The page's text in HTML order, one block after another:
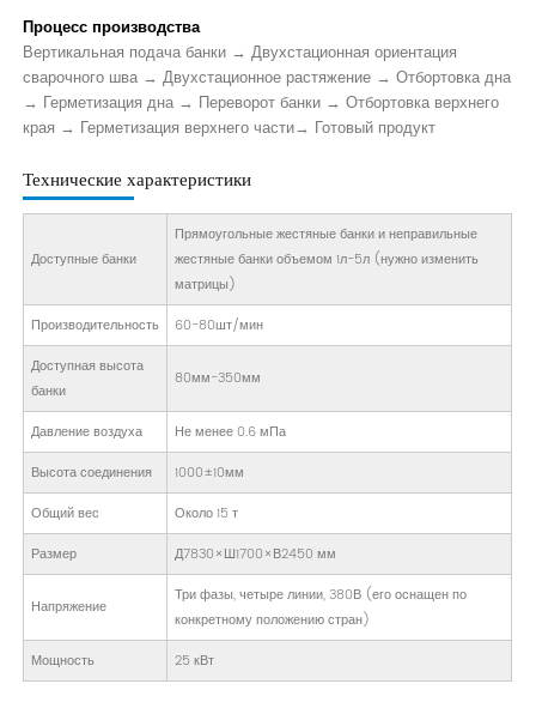
Процесс производства
Вертикальная подача банки → Двухстационная ориентация
сварочного шва → Двухстационное растяжение → Отбортовка дна
→ Герметизация дна → Переворот банки → Отбортовка верхнего
края → Герметизация верхнего части→ Готовый продукт
Технические характеристики
Доступные банки
Прямоугольные жестяные банки и неправильные
жестяные банки объемом 1л-5л (нужно изменить
матрицы)
Производительность
60-80шт/мин
Доступная высота
банки
80мм-350мм
Давление воздуха
Не менее 0.6 мПа
Высота соединения
1000±10мм
Общий вес
Около 15 т
Размер
Д7830×Ш1700×В2450 мм
Напряжение
Три фазы, четыре линии, 380В (его оснащен по
конкретному положению стран)
Мощность
25 кВт